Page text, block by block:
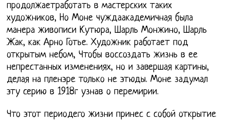
продолжаетработать в мастерских таких
художников, Но Моне чуждаакадемичная была
манера живописи Кутюра, Шарль Монжино, Шарль
Жак, как Арно Готье. Художник работает под
открытым небом, Чтобы воссоздать жизнь в ее
непрестанных изменениях, но и завершая картины,
делая на пленэре только не этюды. Моне задумал
эту серию в 1918г узнав о перемирии.
Что этот периодего жизни принес с собой открытие